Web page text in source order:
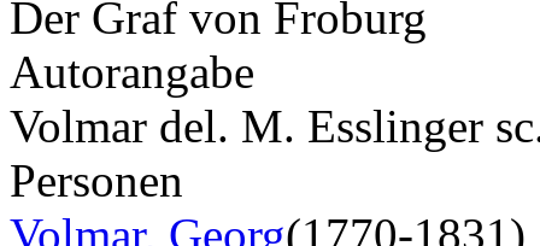
Der Graf von Froburg
Autorangabe
Volmar del. M. Esslinger
Personen
Volmar, Georg(1770-1831)